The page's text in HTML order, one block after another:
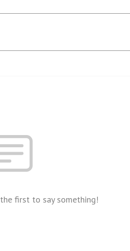
first to say something!